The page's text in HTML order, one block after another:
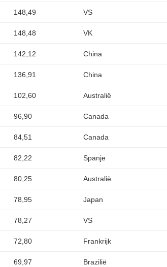
148,49 VS
148,48 VK
142,12 China
136,91 China
102,60 Australië
96,90 Canada
84,51 Canada
82,22 Spanje
80,25 Australië
78,95 Japan
78,27 VS
72,80 Frankrijk
69,97 Brazilië